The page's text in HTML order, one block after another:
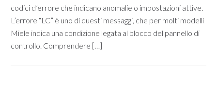
codici d’errore che indicano anomalie o impostazioni attive.
L’errore “LC” è uno di questi messaggi, che per molti modelli
Miele indica una condizione legata al blocco del pannello di
controllo. Comprendere […]